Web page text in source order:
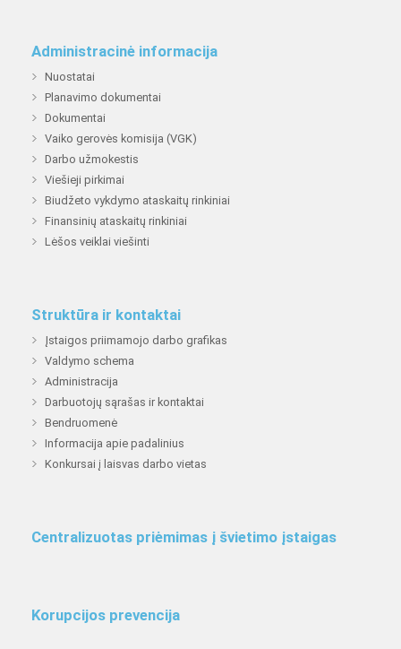
Administracinė informacija
Nuostatai
Planavimo dokumentai
Dokumentai
Vaiko gerovės komisija (VGK)
Darbo užmokestis
Viešieji pirkimai
Biudžeto vykdymo ataskaitų rinkiniai
Finansinių ataskaitų rinkiniai
Lėšos veiklai viešinti
Struktūra ir kontaktai
Įstaigos priimamojo darbo grafikas
Valdymo schema
Administracija
Darbuotojų sąrašas ir kontaktai
Bendruomenė
Informacija apie padalinius
Konkursai į laisvas darbo vietas
Centralizuotas priėmimas į švietimo įstaigas
Korupcijos prevencija